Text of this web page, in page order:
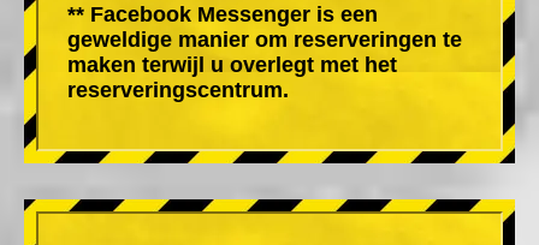
** Facebook Messenger is een
geweldige manier om reserveringen te
maken terwijl u overlegt met het
reserveringscentrum.